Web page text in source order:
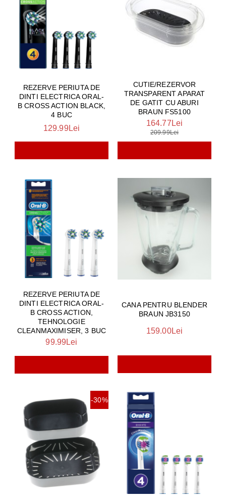
REZERVE PERIUTA DE
DINTI ELECTRICA ORAL-
B CROSS ACTION BLACK,
4 BUC
129.99Lei
CUTIE/REZERVOR
TRANSPARENT APARAT
DE GATIT CU ABURI
BRAUN FS5100
164.77Lei
209.99Lei
REZERVE PERIUTA DE
DINTI ELECTRICA ORAL-
B CROSS ACTION,
TEHNOLOGIE
CLEANMAXIMISER, 3 BUC
99.99Lei
CANA PENTRU BLENDER
BRAUN JB3150
159.00Lei
-30%